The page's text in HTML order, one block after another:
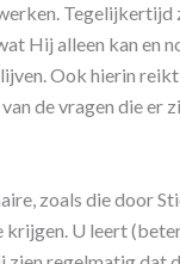
Hij alleen kan en
Ook hierin
de vragen die er
zoals die door
U leert